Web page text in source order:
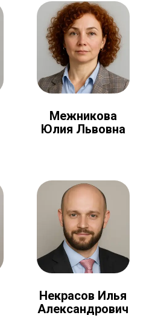
Межникова
Юлия Львовна
Некрасов Илья
Александрович